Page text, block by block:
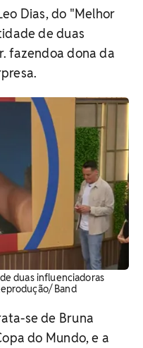
Dias, do "Melhor
de duas
fazendoa dona da
duas influenciadoras
Band
se de Bruna
do Mundo, e a